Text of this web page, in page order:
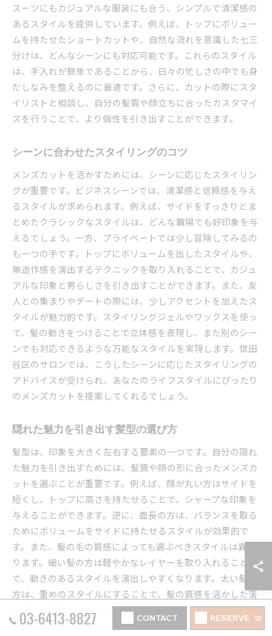
スーツにもカジュアルな服装にも合う、シンプルで清潔感の
あるスタイルを提供しています。例えば、トップにボリュー
ムを持たせたショートカットや、自然な流れを意識した七三
分けは、どんなシーンにも対応可能です。これらのスタイル
は、手入れが簡単であることから、日々の忙しさの中でも身
だしなみを整えるのに最適です。さらに、カットの際にスタ
イリストと相談し、自分の髪質や顔立ちに合ったカスタマイ
ズを行うことで、より個性を引き出すことができます。
シーンに合わせたスタイリングのコツ
メンズカットを活かすためには、シーンに応じたスタイリン
グが重要です。ビジネスシーンでは、清潔感と信頼感を与え
るスタイルが求められます。例えば、サイドをすっきりとま
とめたクラシックなスタイルは、どんな職場でも好印象を与
えるでしょう。一方、プライベートでは少し冒険してみるの
も一つの手です。トップにボリュームを出したスタイルや、
無造作感を演出するテクニックを取り入れることで、カジュ
アルな印象と男らしさを引き出すことができます。また、友
人との集まりやデートの際には、少しアクセントを加えたス
タイルが魅力的です。スタイリングジェルやワックスを使っ
て、髪の動きをつけることで立体感を表現し、また別のシー
ンでも対応できるような万能なスタイルを実現します。世田
谷区のサロンでは、こうしたシーンに応じたスタイリングの
アドバイスが受けられ、あなたのライフスタイルにぴったり
のメンズカットを提案してくれるでしょう。
隠れた魅力を引き出す髪型の選び方
髪型は、印象を大きく左右する要素の一つです。自分の隠れ
た魅力を引き出すためには、髪質や顔の形に合ったメンズカ
ットを選ぶことが重要です。例えば、顔が丸い方はサイドを
短くし、トップに高さを持たせることで、シャープな印象を
与えることができます。逆に、面長の方は、バランスを取る
ためにボリュームをサイドに持たせるスタイルが効果的で
す。また、髪の毛の質感によっても選ぶべきスタイルは異な
ります。細い髪の方は軽やかなレイヤーを取り入れること
で、動きのあるスタイルを演出しやすくなります。太い髪の
方は、重めのスタイルにすることで、髪の質感を活かした落
ち着いた印象を持たせることが可能です。世田谷区のサロン
では、経験豊富なスタイリストがあなたの髪質や顔の特長を
03-6413-8827 CONTACT RESERVE